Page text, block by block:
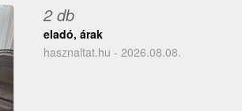
2 db
eladó, árak
hasznaltat.hu - 2026.08.08.